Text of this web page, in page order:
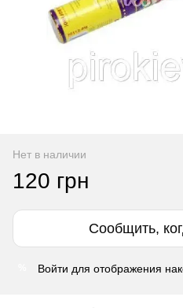
Нет в наличии
120 грн
Сообщить,
Войти для отображения